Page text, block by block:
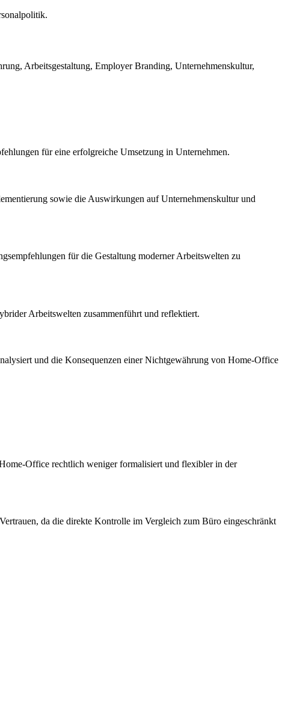
Arbeitsgestaltung, Employer Branding, Unternehmenskultur,
für eine erfolgreiche Umsetzung in Unternehmen.
sowie die Auswirkungen auf Unternehmenskultur und
für die Gestaltung moderner Arbeitswelten zu
Arbeitswelten zusammenführt und reflektiert.
und die Konsequenzen einer Nichtgewährung von Home-Office
Office rechtlich weniger formalisiert und flexibler in der
da die direkte Kontrolle im Vergleich zum Büro eingeschränkt